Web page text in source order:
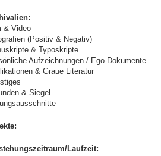
& Video
(Positiv & Negativ)
& Typoskripte
Aufzeichnungen / Ego-Dokumente
& Graue Literatur
& Siegel
Laufzeit: